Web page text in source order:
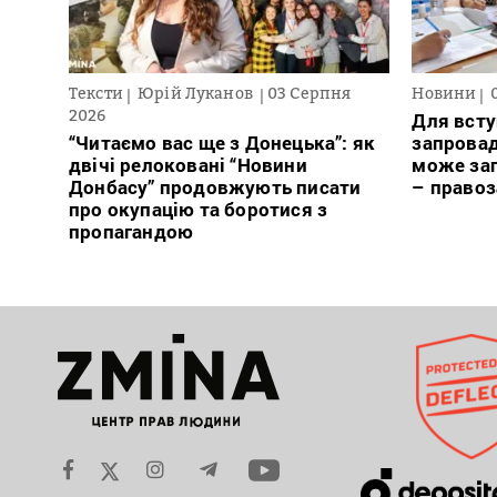
Тексти Юрій Луканов
03 Серпня
2026
“Читаємо вас ще з Донецька”: як
двічі релоковані “Новини
Донбасу” продовжують писати
про окупацію та боротися з
пропагандою
Новини
Для
може
–